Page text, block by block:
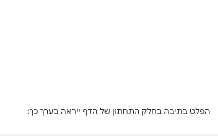
הפלט בתיבה בחלק התחתון של הדף ייראה בערך כך: